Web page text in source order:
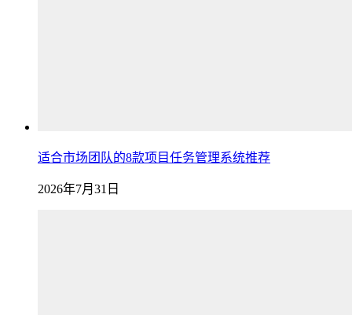
适合市场团队的8款项目任务管理系统推荐
2026年7月31日